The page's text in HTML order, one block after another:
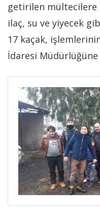
getirilen mültecilere
ilaç, su ve yiyecek
17 kaçak,
İdaresi